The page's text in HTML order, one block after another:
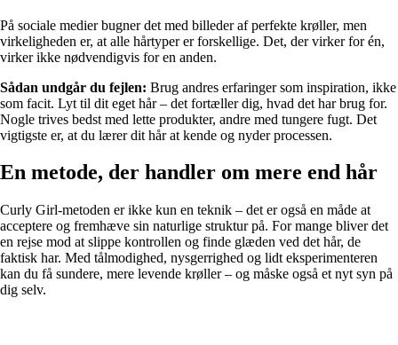
På sociale medier bugner det med billeder af perfekte krøller, men
virkeligheden er, at alle hårtyper er forskellige. Det, der virker for én,
virker ikke nødvendigvis for en anden.
Sådan undgår du fejlen: Brug andres erfaringer som inspiration, ikke
som facit. Lyt til dit eget hår – det fortæller dig, hvad det har brug for.
Nogle trives bedst med lette produkter, andre med tungere fugt. Det
vigtigste er, at du lærer dit hår at kende og nyder processen.
En metode, der handler om mere end hår
Curly Girl-metoden er ikke kun en teknik – det er også en måde at
acceptere og fremhæve sin naturlige struktur på. For mange bliver det
en rejse mod at slippe kontrollen og finde glæden ved det hår, de
faktisk har. Med tålmodighed, nysgerrighed og lidt eksperimenteren
kan du få sundere, mere levende krøller – og måske også et nyt syn på
dig selv.